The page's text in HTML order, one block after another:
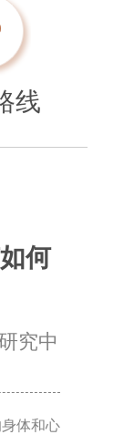
线
何
究中
体和心